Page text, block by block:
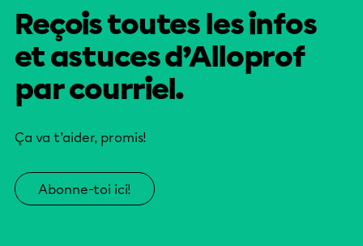
Reçois toutes les infos
et astuces d’Alloprof
par courriel.
Ça va t’aider, promis!
Abonne-toi ici!